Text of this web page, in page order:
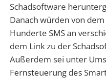
Schadsoftware
Danach würden von
Hunderte SMS an
dem Link zu der
Außerdem sei unter
Fernsteuerung des